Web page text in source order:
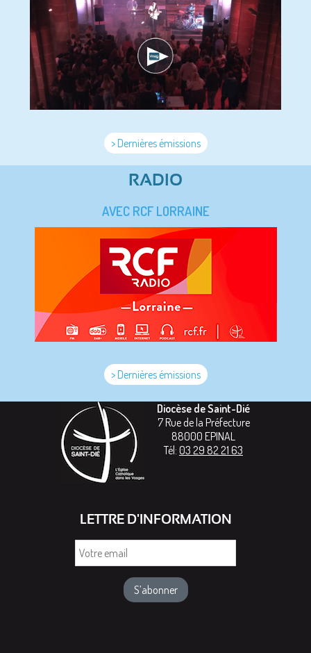
> Dernières émissions
RADIO
AVEC RCF LORRAINE
> Dernières émissions
Diocèse de Saint-Dié
7 Rue de la Préfecture
88000 EPINAL
Tél: 03 29 82 21 63
LETTRE D'INFORMATION